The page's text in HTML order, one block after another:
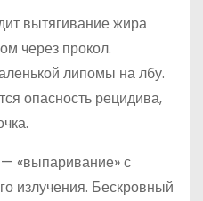
вытягивание жира
через прокол.
липомы на лбу.
опасность рецидива,
«выпаривание» с
излучения. Бескровный